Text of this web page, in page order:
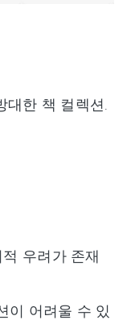
한 책 컬렉션.
우려가 존재
이 어려울 수 있